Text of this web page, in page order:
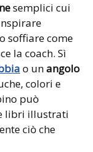
semplici cui
soffiare come
la coach. Sì
o unangolo
colori e
può
libri illustrati
ciò che